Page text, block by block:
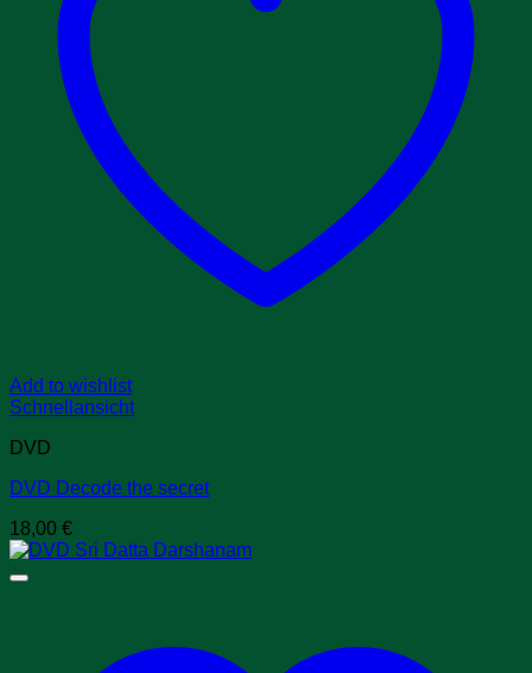
Add to wishlist
Schnellansicht
DVD
DVD Decode the secret
18,00 €